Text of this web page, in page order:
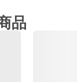
品